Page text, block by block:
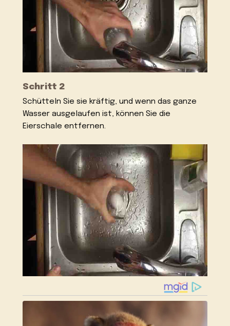
Schritt 2
Schütteln Sie sie kräftig, und wenn das ganze
Wasser ausgelaufen ist, können Sie die
Eierschale entfernen.